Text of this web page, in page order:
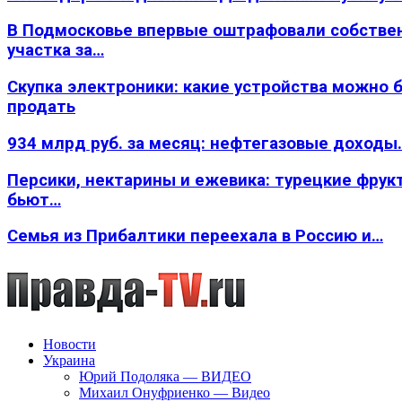
В Подмосковье впервые оштрафовали
участка за…
Скупка электроники: какие устройства можно
продать
934 млрд руб. за месяц: нефтегазовые
Персики, нектарины и ежевика: турецкие
бьют…
Семья из Прибалтики переехала в Россию и…
Новости
Украина
Юрий Подоляка — ВИДЕО
Михаил Онуфриенко — Видео